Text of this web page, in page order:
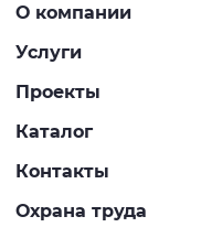
О компании
Услуги
Проекты
Каталог
Контакты
Охрана труда